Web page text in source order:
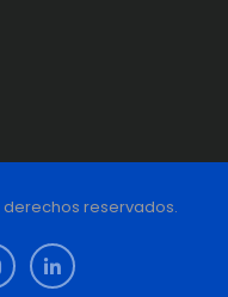
derechos reservados.